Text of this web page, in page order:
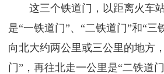
这三个铁道门，以距离火车
是“一铁道门”、“二铁道门”和“三
向北大约两公里或三公里的地方
门”，再往北走一公里是“二铁道